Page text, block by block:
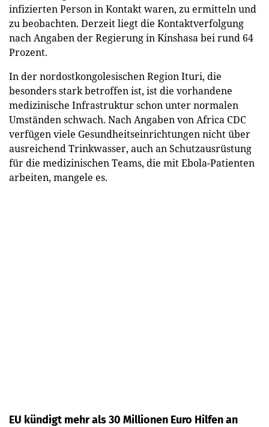
infizierten Person in Kontakt waren, zu ermitteln und
zu beobachten. Derzeit liegt die Kontaktverfolgung
nach Angaben der Regierung in Kinshasa bei rund 64
Prozent.
In der nordostkongolesischen Region Ituri, die
besonders stark betroffen ist, ist die vorhandene
medizinische Infrastruktur schon unter normalen
Umständen schwach. Nach Angaben von Africa CDC
verfügen viele Gesundheitseinrichtungen nicht über
ausreichend Trinkwasser, auch an Schutzausrüstung
für die medizinischen Teams, die mit Ebola-Patienten
arbeiten, mangele es.
EU kündigt mehr als 30 Millionen Euro Hilfen an